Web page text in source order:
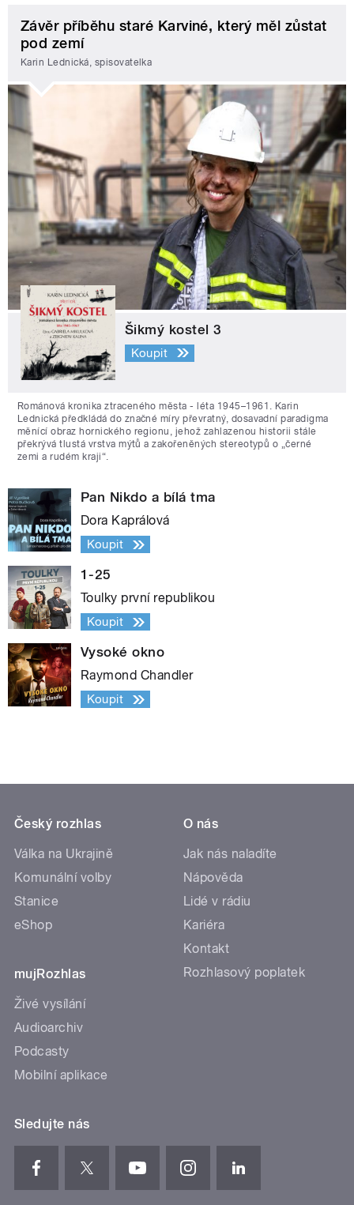
Závěr příběhu staré Karviné, který měl zůstat
pod zemí
Karin Lednická, spisovatelka
Šikmý kostel 3
Koupit
Románová kronika ztraceného města - léta 1945–1961. Karin
Lednická předkládá do značné míry převratný, dosavadní paradigma
měnící obraz hornického regionu, jehož zahlazenou historii stále
překrývá tlustá vrstva mýtů a zakořeněných stereotypů o „černé
zemi a rudém kraji“.
Pan Nikdo a bílá tma
Dora Kaprálová
Koupit
1-25
Toulky první republikou
Koupit
Vysoké okno
Raymond Chandler
Koupit
Český rozhlas
Válka na Ukrajině
Komunální volby
Stanice
eShop
mujRozhlas
Živé vysílání
Audioarchiv
Podcasty
Mobilní aplikace
O nás
Jak nás naladíte
Nápověda
Lidé v rádiu
Kariéra
Kontakt
Rozhlasový poplatek
Sledujte nás